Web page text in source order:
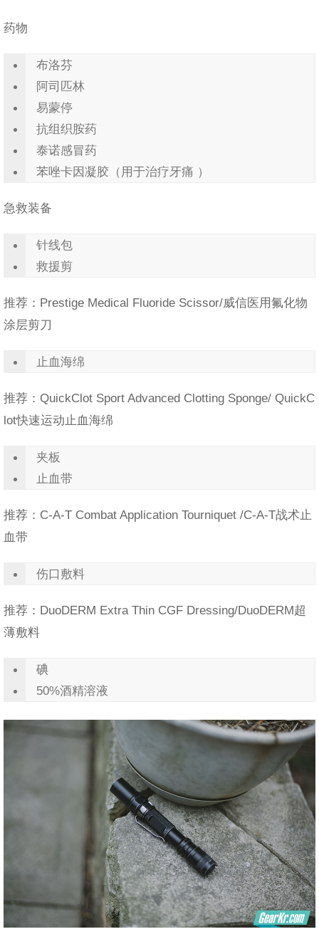
药物
布洛芬
阿司匹林
易蒙停
抗组织胺药
泰诺感冒药
苯唑卡因凝胶（用于治疗牙痛 ）
急救装备
针线包
救援剪
推荐：Prestige Medical Fluoride Scissor/威信医用氟化物
涂层剪刀
止血海绵
推荐：QuickClot Sport Advanced Clotting Sponge/ QuickC
lot快速运动止血海绵
夹板
止血带
推荐：C-A-T Combat Application Tourniquet /C-A-T战术止
血带
伤口敷料
推荐：DuoDERM Extra Thin CGF Dressing/DuoDERM超
薄敷料
碘
50%酒精溶液